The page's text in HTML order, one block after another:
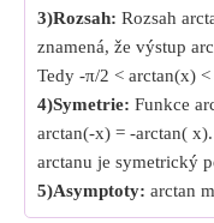
3)Rozsah: Rozsah
znamená, že výstup
Tedy -π/2 < arctan(x) <
4)Symetrie: Funkce
arctan(-x) = -arctan(
arctanu je symetrický
5)Asymptoty: arctan